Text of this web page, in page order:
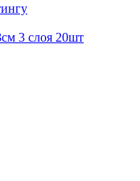
3 слоя 20шт